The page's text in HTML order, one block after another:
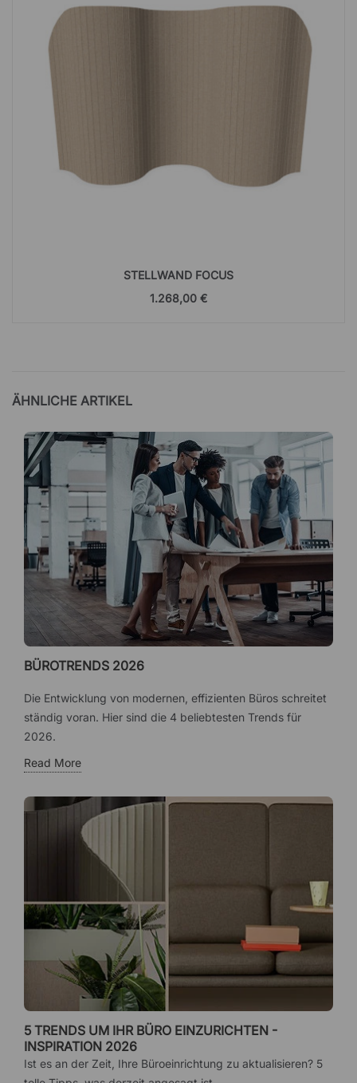
STELLWAND FOCUS
1.268,00 €
ÄHNLICHE ARTIKEL
BÜROTRENDS 2026
Die Entwicklung von modernen, effizienten Büros schreitet
ständig voran. Hier sind die 4 beliebtesten Trends für
2026.
Read More
5 TRENDS UM IHR BÜRO EINZURICHTEN -
INSPIRATION 2026
Ist es an der Zeit, Ihre Büroeinrichtung zu aktualisieren? 5